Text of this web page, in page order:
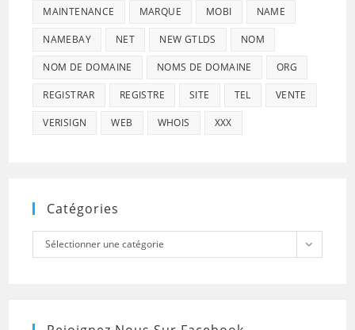
MAINTENANCE MARQUE MOBI NAME
NAMEBAY NET NEW GTLDS NOM
NOM DE DOMAINE NOMS DE DOMAINE ORG
REGISTRAR REGISTRE SITE TEL VENTE
VERISIGN WEB WHOIS XXX
Catégories
Catégories
Sélectionner une catégorie